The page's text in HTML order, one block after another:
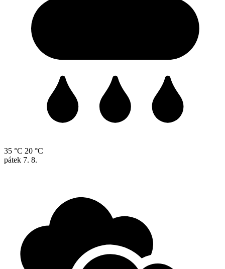
35 °C 20 °C
pátek 7. 8.